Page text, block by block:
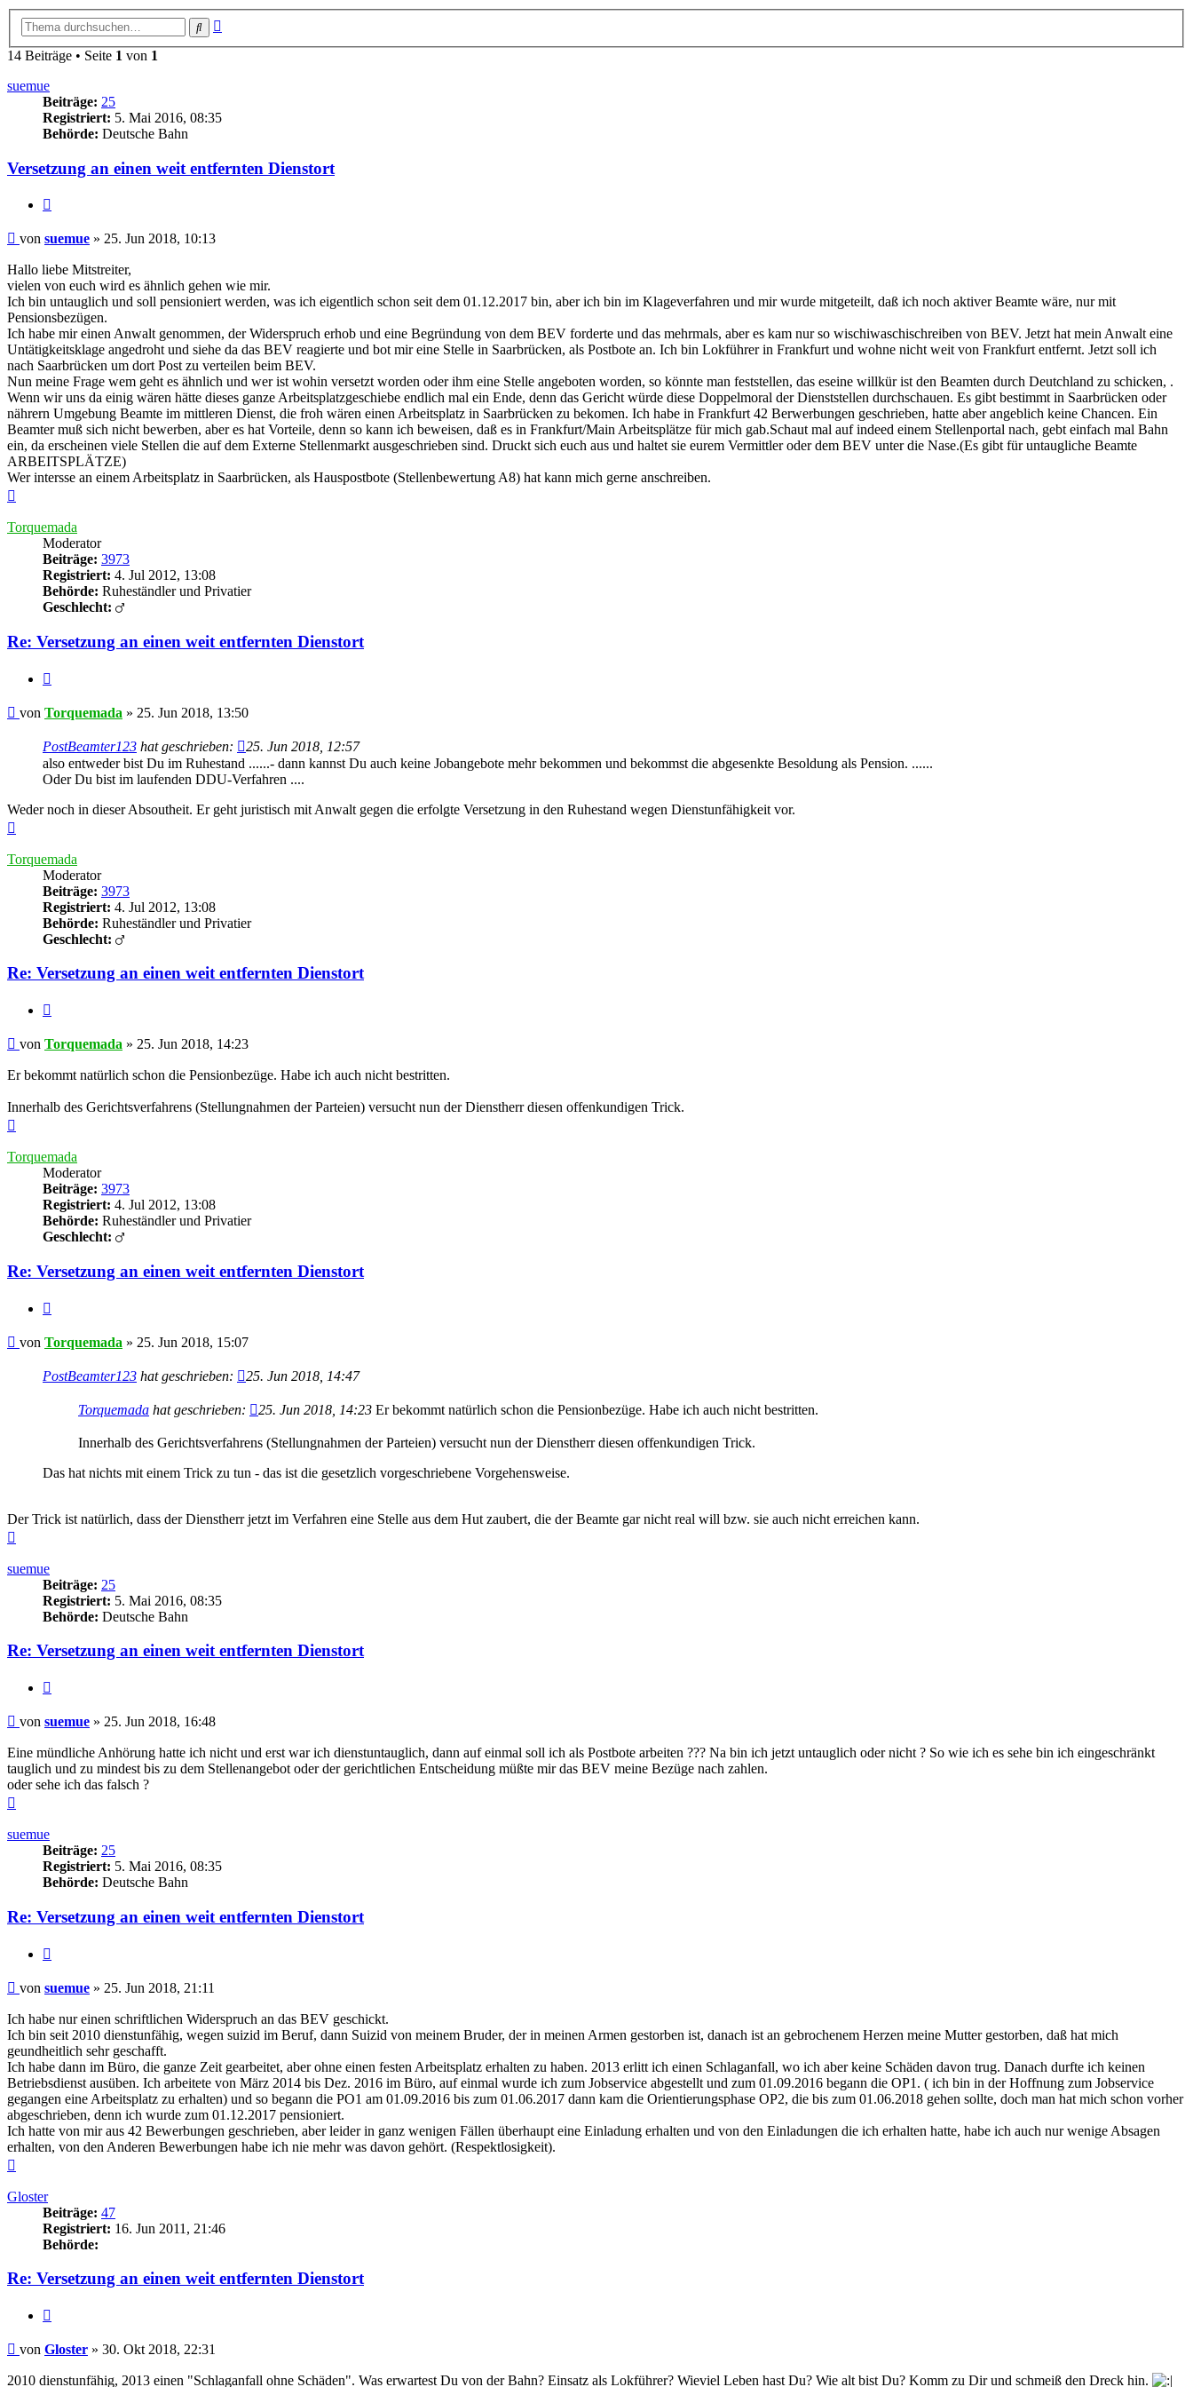
Suche
14 Beiträge • Seite 1 von 1
suemue
Beiträge: 25
Registriert: 5. Mai 2016, 08:35
Behörde: Deutsche Bahn
Versetzung an einen weit entfernten Dienstort
Beitrag
von suemue » 25. Jun 2018, 10:13
Hallo liebe Mitstreiter,
vielen von euch wird es ähnlich gehen wie mir.
Ich bin untauglich und soll pensioniert werden, was ich eigentlich schon seit dem 01.12.2017 bin, aber ich bin im Klageverfahren und mir wurde mitgeteilt, daß ich noch aktiver Beamte wäre, nur mit
Pensionsbezügen.
Ich habe mir einen Anwalt genommen, der Widerspruch erhob und eine Begründung von dem BEV forderte und das mehrmals, aber es kam nur so wischiwaschischreiben von BEV. Jetzt hat mein Anwalt eine
Untätigkeitsklage angedroht und siehe da das BEV reagierte und bot mir eine Stelle in Saarbrücken, als Postbote an. Ich bin Lokführer in Frankfurt und wohne nicht weit von Frankfurt entfernt. Jetzt soll ich
nach Saarbrücken um dort Post zu verteilen beim BEV.
Nun meine Frage wem geht es ähnlich und wer ist wohin versetzt worden oder ihm eine Stelle angeboten worden, so könnte man feststellen, das eseine willkür ist den Beamten durch Deutchland zu schicken, .
Wenn wir uns da einig wären hätte dieses ganze Arbeitsplatzgeschiebe endlich mal ein Ende, denn das Gericht würde diese Doppelmoral der Dienststellen durchschauen. Es gibt bestimmt in Saarbrücken oder
nährern Umgebung Beamte im mittleren Dienst, die froh wären einen Arbeitsplatz in Saarbrücken zu bekomen. Ich habe in Frankfurt 42 Berwerbungen geschrieben, hatte aber angeblich keine Chancen. Ein
Beamter muß sich nicht bewerben, aber es hat Vorteile, denn so kann ich beweisen, daß es in Frankfurt/Main Arbeitsplätze für mich gab.Schaut mal auf indeed einem Stellenportal nach, gebt einfach mal Bahn
ein, da erscheinen viele Stellen die auf dem Externe Stellenmarkt ausgeschrieben sind. Druckt sich euch aus und haltet sie eurem Vermittler oder dem BEV unter die Nase.(Es gibt für untaugliche Beamte
ARBEITSPLÄTZE)
Wer intersse an einem Arbeitsplatz in Saarbrücken, als Hauspostbote (Stellenbewertung A8) hat kann mich gerne anschreiben.
Torquemada
Moderator
Beiträge: 3973
Registriert: 4. Jul 2012, 13:08
Behörde: Ruheständler und Privatier
Geschlecht:
Re: Versetzung an einen weit entfernten Dienstort
Beitrag
von Torquemada » 25. Jun 2018, 13:50
PostBeamter123 hat geschrieben:
25. Jun 2018, 12:57
also entweder bist Du im Ruhestand ......- dann kannst Du auch keine Jobangebote mehr bekommen und bekommst die abgesenkte Besoldung als Pension. ......
Oder Du bist im laufenden DDU-Verfahren ....
Weder noch in dieser Absoutheit. Er geht juristisch mit Anwalt gegen die erfolgte Versetzung in den Ruhestand wegen Dienstunfähigkeit vor.
Torquemada
Moderator
Beiträge: 3973
Registriert: 4. Jul 2012, 13:08
Behörde: Ruheständler und Privatier
Geschlecht:
Re: Versetzung an einen weit entfernten Dienstort
Beitrag
von Torquemada » 25. Jun 2018, 14:23
Er bekommt natürlich schon die Pensionbezüge. Habe ich auch nicht bestritten.
Innerhalb des Gerichtsverfahrens (Stellungnahmen der Parteien) versucht nun der Dienstherr diesen offenkundigen Trick.
Torquemada
Moderator
Beiträge: 3973
Registriert: 4. Jul 2012, 13:08
Behörde: Ruheständler und Privatier
Geschlecht:
Re: Versetzung an einen weit entfernten Dienstort
Beitrag
von Torquemada » 25. Jun 2018, 15:07
PostBeamter123 hat geschrieben: 25. Jun 2018, 14:47
Torquemada hat geschrieben: 25. Jun 2018, 14:23 Er bekommt natürlich schon die Pensionbezüge. Habe ich auch nicht bestritten.
Innerhalb des Gerichtsverfahrens (Stellungnahmen der Parteien) versucht nun der Dienstherr diesen offenkundigen Trick.
Das hat nichts mit einem Trick zu tun - das ist die gesetzlich vorgeschriebene Vorgehensweise.
Der Trick ist natürlich, dass der Dienstherr jetzt im Verfahren eine Stelle aus dem Hut zaubert, die der Beamte gar nicht real will bzw. sie auch nicht erreichen kann.
suemue
Beiträge: 25
Registriert: 5. Mai 2016, 08:35
Behörde: Deutsche Bahn
Re: Versetzung an einen weit entfernten Dienstort
Beitrag
von suemue » 25. Jun 2018, 16:48
Eine mündliche Anhörung hatte ich nicht und erst war ich dienstuntauglich, dann auf einmal soll ich als Postbote arbeiten ??? Na bin ich jetzt untauglich oder nicht ? So wie ich es sehe bin ich eingeschränkt
tauglich und zu mindest bis zu dem Stellenangebot oder der gerichtlichen Entscheidung müßte mir das BEV meine Bezüge nach zahlen.
oder sehe ich das falsch ?
suemue
Beiträge: 25
Registriert: 5. Mai 2016, 08:35
Behörde: Deutsche Bahn
Re: Versetzung an einen weit entfernten Dienstort
Beitrag
von suemue » 25. Jun 2018, 21:11
Ich habe nur einen schriftlichen Widerspruch an das BEV geschickt.
Ich bin seit 2010 dienstunfähig, wegen suizid im Beruf, dann Suizid von meinem Bruder, der in meinen Armen gestorben ist, danach ist an gebrochenem Herzen meine Mutter gestorben, daß hat mich
geundheitlich sehr geschafft.
Ich habe dann im Büro, die ganze Zeit gearbeitet, aber ohne einen festen Arbeitsplatz erhalten zu haben. 2013 erlitt ich einen Schlaganfall, wo ich aber keine Schäden davon trug. Danach durfte ich keinen
Betriebsdienst ausüben. Ich arbeitete von März 2014 bis Dez. 2016 im Büro, auf einmal wurde ich zum Jobservice abgestellt und zum 01.09.2016 begann die OP1. ( ich bin in der Hoffnung zum Jobservice
gegangen eine Arbeitsplatz zu erhalten) und so begann die PO1 am 01.09.2016 bis zum 01.06.2017 dann kam die Orientierungsphase OP2, die bis zum 01.06.2018 gehen sollte, doch man hat mich schon vorher
abgeschrieben, denn ich wurde zum 01.12.2017 pensioniert.
Ich hatte von mir aus 42 Bewerbungen geschrieben, aber leider in ganz wenigen Fällen überhaupt eine Einladung erhalten und von den Einladungen die ich erhalten hatte, habe ich auch nur wenige Absagen
erhalten, von den Anderen Bewerbungen habe ich nie mehr was davon gehört. (Respektlosigkeit).
Gloster
Beiträge: 47
Registriert: 16. Jun 2011, 21:46
Behörde:
Re: Versetzung an einen weit entfernten Dienstort
Beitrag
von Gloster » 30. Okt 2018, 22:31
2010 dienstunfähig, 2013 einen "Schlaganfall ohne Schäden". Was erwartest Du von der Bahn? Einsatz als Lokführer? Wieviel Leben hast Du? Wie alt bist Du? Komm zu Dir und schmeiß den Dreck hin.